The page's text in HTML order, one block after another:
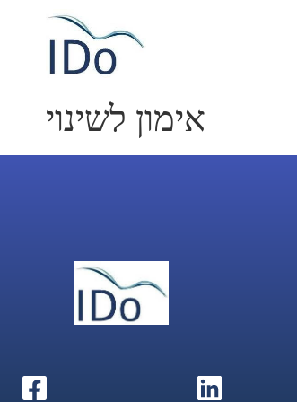
אימון לשינוי